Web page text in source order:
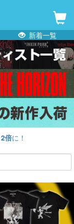
新着一覧
2倍に！